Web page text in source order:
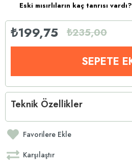
Eski mısırlıların kaç tanrısı vardı?
₺235,00
₺199,75
Teknik Özellikler
Favorilere Ekle
Karşılaştır